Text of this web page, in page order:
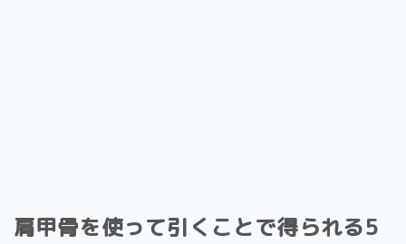
肩甲骨を使って引くことで得られる5